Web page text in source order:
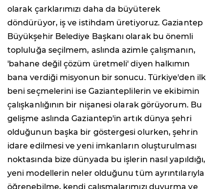
olarak çarklarımızı daha da büyüterek
döndürüyor, iş ve istihdam üretiyoruz. Gaziantep
Büyükşehir Belediye Başkanı olarak bu önemli
topluluğa seçilmem, aslında azimle çalışmanın,
'bahane değil çözüm üretmeli' diyen halkımın
bana verdiği misyonun bir sonucu. Türkiye'den ilk
beni seçmelerini ise Gazianteplilerin ve ekibimin
çalışkanlığının bir nişanesi olarak görüyorum. Bu
gelişme aslında Gaziantep'in artık dünya şehri
olduğunun başka bir göstergesi olurken, şehrin
idare edilmesi ve yeni imkanların oluşturulması
noktasında bize dünyada bu işlerin nasıl yapıldığı,
yeni modellerin neler olduğunu tüm ayrıntılarıyla
öğrenebilme, kendi çalışmalarımızı duyurma ve